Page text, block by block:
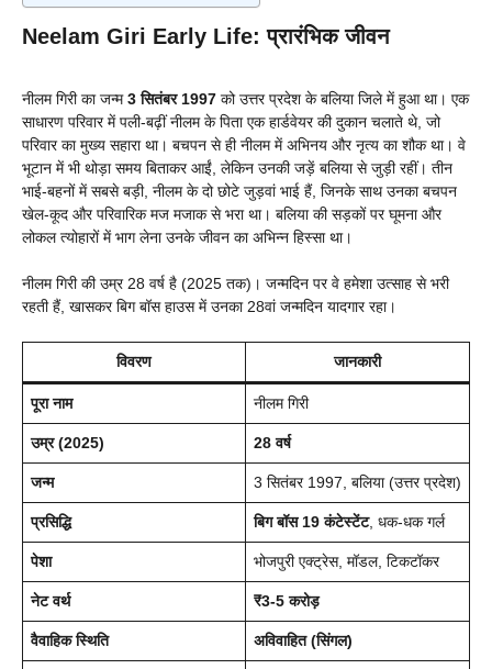
Neelam Giri Early Life:प्रारंभिक जीवन
नीलम गिरी का जन्म3 सितंबर 1997 को उत्तर प्रदेश के बलिया जिले में हुआ था। एक
साधारण परिवार में पली-बढ़ीं नीलम के पिता एक हार्डवेयर की दुकान चलाते थे, जो
परिवार का मुख्य सहारा था। बचपन से ही नीलम में अभिनय और नृत्य का शौक था। वे
भूटान में भी थोड़ा समय बिताकर आईं, लेकिन उनकी जड़ें बलिया से जुड़ी रहीं। तीन
भाई-बहनों में सबसे बड़ी, नीलम के दो छोटे जुड़वां भाई हैं, जिनके साथ उनका बचपन
खेल-कूद और परिवारिक मज मजाक से भरा था। बलिया की सड़कों पर घूमना और
लोकल त्योहारों में भाग लेना उनके जीवन का अभिन्न हिस्सा था।
नीलम गिरी की उम्र 28 वर्ष है (2025 तक)। जन्मदिन पर वे हमेशा उत्साह से भरी
रहती हैं, खासकर बिग बॉस हाउस में उनका 28वां जन्मदिन यादगार रहा।
विवरण जानकारी
पूरा नाम नीलम गिरी
उम्र (2025) 28 वर्ष
जन्म 3 सितंबर 1997, बलिया (उत्तर प्रदेश)
प्रसिद्धि बिग बॉस 19 कंटेस्टेंट, धक-धक गर्ल
पेशा भोजपुरी एक्ट्रेस, मॉडल, टिकटॉकर
नेट वर्थ ₹3-5 करोड़
वैवाहिक स्थिति अविवाहित (सिंगल)